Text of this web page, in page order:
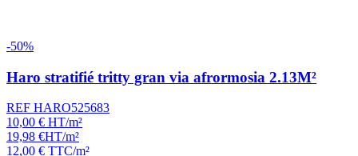
-50%
Haro stratifié tritty gran via afrormosia 2.13M²
REF HARO525683
10,00 € HT/m²
19,98 €HT/m²
12,00 € TTC/m²